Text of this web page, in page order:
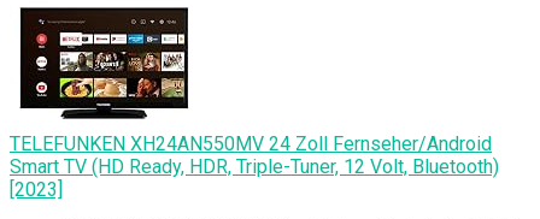
TELEFUNKEN XH24AN550MV 24 Zoll Fernseher/Android
Smart TV (HD Ready, HDR, Triple-Tuner, 12 Volt, Bluetooth)
[2023]